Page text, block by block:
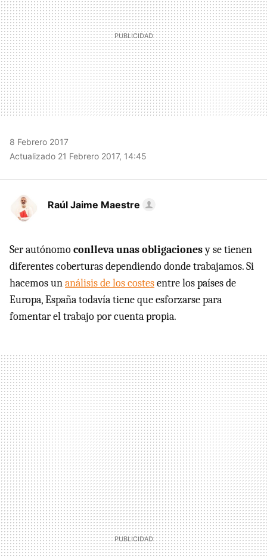
8 Febrero 2017
Actualizado 21 Febrero 2017, 14:45
Raúl Jaime Maestre
Ser autónomoconlleva unas obligacionesy se tienen
diferentes coberturas dependiendo donde trabajamos. Si
hacemos unanálisis de los costesentre los países de
Europa, España todavía tiene que esforzarse para
fomentar el trabajo por cuenta propia.